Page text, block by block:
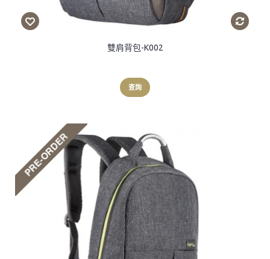
雙肩背包-K002
查詢